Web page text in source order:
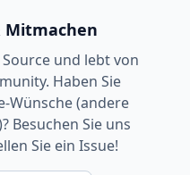
Mitmachen
und lebt von
Haben Sie
Wünsche (andere
Besuchen Sie uns
Sie ein Issue!